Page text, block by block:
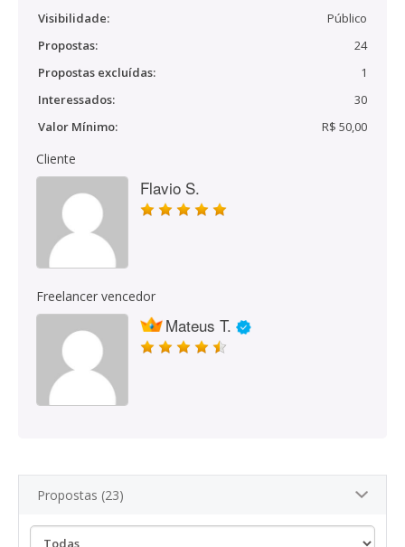
Visibilidade:
Público
Propostas:
24
Propostas excluídas:
1
Interessados:
30
Valor Mínimo:
R$ 50,00
Cliente
Flavio S.
Freelancer vencedor
Mateus T.
Propostas (23)